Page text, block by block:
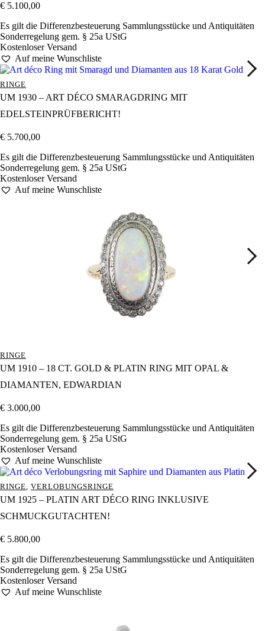
€ 5.100,00
Es gilt die Differenzbesteuerung Sammlungsstücke und Antiquitäten
Sonderregelung gem. § 25a UStG
Kostenloser Versand
Auf meine Wunschliste
RINGE
UM 1930 – ART DÉCO SMARAGDRING MIT
EDELSTEINPRÜFBERICHT!
€ 5.700,00
Es gilt die Differenzbesteuerung Sammlungsstücke und Antiquitäten
Sonderregelung gem. § 25a UStG
Kostenloser Versand
Auf meine Wunschliste
RINGE
UM 1910 – 18 CT. GOLD & PLATIN RING MIT OPAL &
DIAMANTEN, EDWARDIAN
€ 3.000,00
Es gilt die Differenzbesteuerung Sammlungsstücke und Antiquitäten
Sonderregelung gem. § 25a UStG
Kostenloser Versand
Auf meine Wunschliste
RINGE, VERLOBUNGSRINGE
UM 1925 – PLATIN ART DÉCO RING INKLUSIVE
SCHMUCKGUTACHTEN!
€ 5.800,00
Es gilt die Differenzbesteuerung Sammlungsstücke und Antiquitäten
Sonderregelung gem. § 25a UStG
Kostenloser Versand
Auf meine Wunschliste